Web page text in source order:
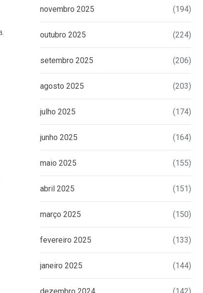
novembro 2025 (194)
outubro 2025 (224)
setembro 2025 (206)
agosto 2025 (203)
julho 2025 (174)
junho 2025 (164)
maio 2025 (155)
abril 2025 (151)
março 2025 (150)
fevereiro 2025 (133)
janeiro 2025 (144)